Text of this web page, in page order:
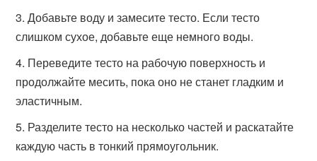
Добавьте воду и замесите тесто. Если тесто
слишком сухое, добавьте еще немного воды.
Переведите тесто на рабочую поверхность и
продолжайте месить, пока оно не станет гладким и
эластичным.
Разделите тесто на несколько частей и раскатайте
каждую часть в тонкий прямоугольник.